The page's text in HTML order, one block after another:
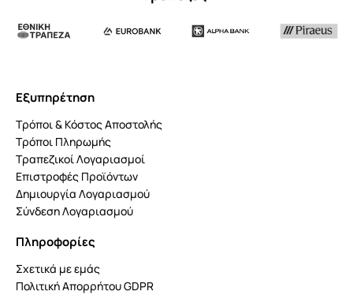
Εξυπηρέτηση
Τρόποι & Κόστος Αποστολής
Τρόποι Πληρωμής
Τραπεζικοί Λογαριασμοί
Επιστροφές Προϊόντων
Δημιουργία Λογαριασμού
Σύνδεση Λογαριασμού
Πληροφορίες
Σχετικά με εμάς
Πολιτική Απορρήτου GDPR